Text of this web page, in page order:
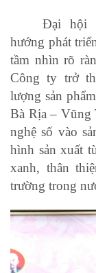
Đại hội
hướng phát
tầm nhìn rõ
Công ty trở
lượng sản
Bà Rịa – Vũng
nghệ số vào
hình sản xuất
xanh, thân
trường trong